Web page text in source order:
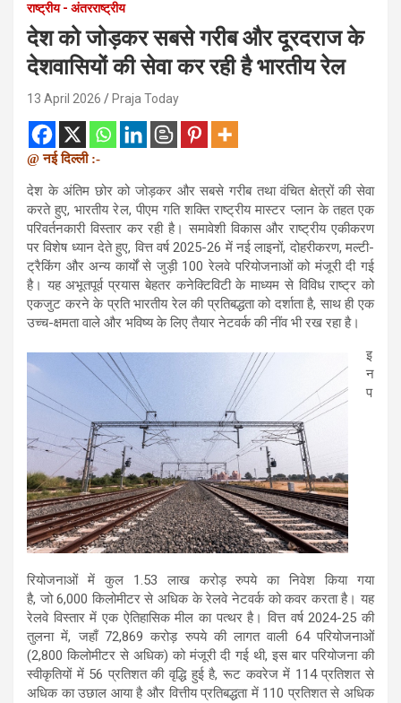
राष्ट्रीय - अंतरराष्ट्रीय
देश को जोड़कर सबसे गरीब और दूरदराज के
देशवासियों की सेवा कर रही है भारतीय रेल
13 April 2026 Praja Today
@ नई दिल्ली :-
देश के अंतिम छोर को जोड़कर और सबसे गरीब तथा वंचित क्षेत्रों की सेवा
करते हुए, भारतीय रेल, पीएम गति शक्ति राष्ट्रीय मास्टर प्लान के तहत एक
परिवर्तनकारी विस्तार कर रही है। समावेशी विकास और राष्ट्रीय एकीकरण
पर विशेष ध्यान देते हुए, वित्त वर्ष 2025-26 में नई लाइनों, दोहरीकरण, मल्टी-
ट्रैकिंग और अन्य कार्यों से जुड़ी 100 रेलवे परियोजनाओं को मंजूरी दी गई
है। यह अभूतपूर्व प्रयास बेहतर कनेक्टिविटी के माध्यम से विविध राष्ट्र को
एकजुट करने के प्रति भारतीय रेल की प्रतिबद्धता को दर्शाता है, साथ ही एक
उच्च-क्षमता वाले और भविष्य के लिए तैयार नेटवर्क की नींव भी रख रहा है।
इ
न
प
रियोजनाओं में कुल 1.53 लाख करोड़ रुपये का निवेश किया गया
है, जो 6,000 किलोमीटर से अधिक के रेलवे नेटवर्क को कवर करता है। यह
रेलवे विस्तार में एक ऐतिहासिक मील का पत्थर है। वित्त वर्ष 2024-25 की
तुलना में, जहाँ 72,869 करोड़ रुपये की लागत वाली 64 परियोजनाओं
(2,800 किलोमीटर से अधिक) को मंजूरी दी गई थी, इस बार परियोजना की
स्वीकृतियों में 56 प्रतिशत की वृद्धि हुई है, रूट कवरेज में 114 प्रतिशत से
अधिक का उछाल आया है और वित्तीय प्रतिबद्धता में 110 प्रतिशत से अधिक